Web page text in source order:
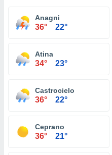
Anagni
36° 22°
Atina
34° 23°
Castrocielo
36° 22°
Ceprano
36° 21°